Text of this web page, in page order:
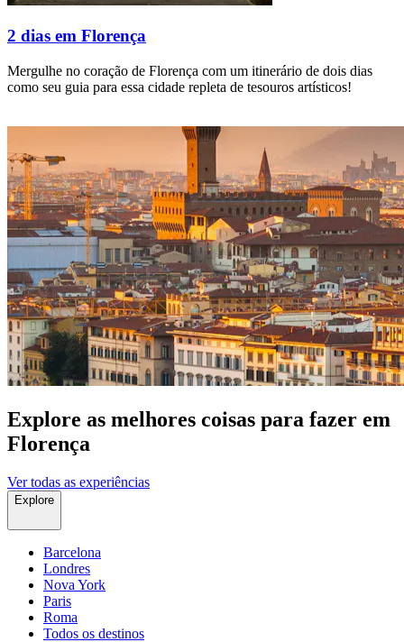
2 dias em Florença
Mergulhe no coração de Florença com um itinerário de dois dias
como seu guia para essa cidade repleta de tesouros artísticos!
Explore as melhores coisas para fazer ​em
Florença
Ver todas as experiências
Explore
Barcelona
Londres
Nova York
Paris
Roma
Todos os destinos